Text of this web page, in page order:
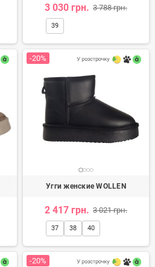
3 030 грн. 3 788 грн.
39
-20%
Угги женские WOLLEN
2 417 грн. 3 021 грн.
37 38 40
-20%